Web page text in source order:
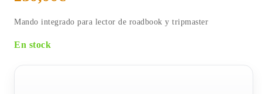
Mando integrado para lector de roadbook y tripmaster
En stock